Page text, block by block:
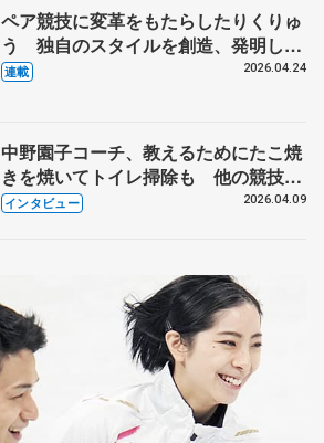
ペア競技に変革をもたらしたりくりゅ
う 独自のスタイルを創造、発明した
【引退発表後②】
連載 2026.04.24
中野園子コーチ、教えるためにたこ焼
きを焼いてトイレ掃除も 他の競技に
も通用するという坂本花織の筋肉
インタビュー 2026.04.09